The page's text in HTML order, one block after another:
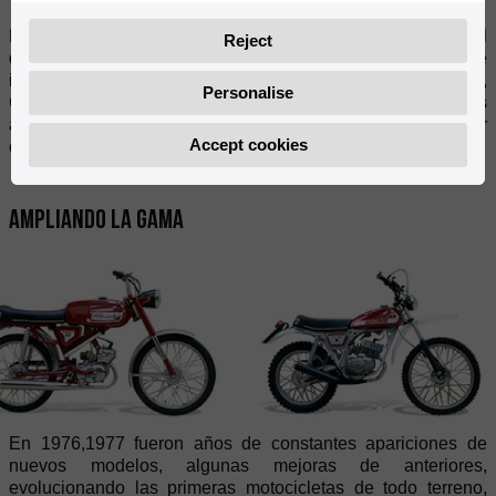
Hasta 1971 se estuvo produciendo el modelo P3A, año en el
que apareció su versión rural (off-road). En mayo de 1974, se
inició la producción de los modelos CONFORT 400,
CONFORT 402 y TT 402, todos ellos actualizaciones de los
anteriores modelos, al igual que el GT 404; un ciclomotor
con cuadro de doble cuna mucho más moderno.
Ampliando la gama
En 1976,1977 fueron años de constantes apariciones de
nuevos modelos, algunas mejoras de anteriores,
evolucionando las primeras motocicletas de todo terreno,
Reject
Personalise
Accept cookies